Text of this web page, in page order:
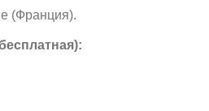
(Франция).